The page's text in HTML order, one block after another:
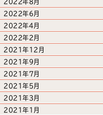
2022年8月
2022年6月
2022年4月
2022年2月
2021年12月
2021年9月
2021年7月
2021年5月
2021年3月
2021年1月